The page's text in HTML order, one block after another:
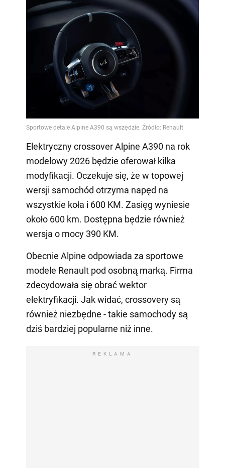
Elektryczny crossover Alpine A390 na rok
modelowy 2026 będzie oferował kilka
modyfikacji. Oczekuje się, że w topowej
wersji samochód otrzyma napęd na
wszystkie koła i 600 KM. Zasięg wyniesie
około 600 km. Dostępna będzie również
wersja o mocy 390 KM.
Obecnie Alpine odpowiada za sportowe
modele Renault pod osobną marką. Firma
zdecydowała się obrać wektor
elektryfikacji. Jak widać, crossovery są
również niezbędne - takie samochody są
dziś bardziej popularne niż inne.
REKLAMA